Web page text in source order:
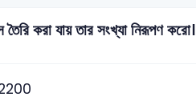
করা যায় তার সংখ্যা নিরূপণ করো।